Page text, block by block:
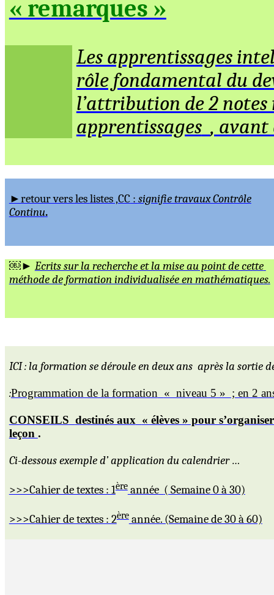
« remarques »
Les apprentissages
rôle fondamental du
l’attribution de 2
apprentissages , avant
►retour vers leslistes ,CC: signifie travaux Contrôle
Continu.
￼► Ecrits sur la recherche et la mise au point de cette
méthode de formation individualisée en mathématiques.
ICI : la formation se déroule en deux ans après la sortie
:Programmation de la formation « niveau 5 » ; en 2
CONSEILS destinés aux « élèves » pour
leçon .
Ci-dessous exempled’ applicationdu calendrier …
>>>Cahier de textes : 1èreannée ( Semaine0 à 30)
>>>Cahier de textes : 2èreannée. (Semaine de 30 à 60)